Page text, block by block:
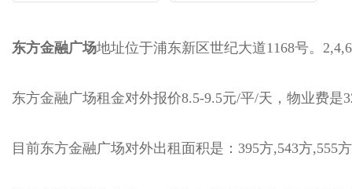
东方金融广场地址位于浦东新区世纪大道1168号。
东方金融广场租金对外报价8.5-9.5元/平/天，物业费是
目前东方金融广场对外出租面积是：395方,543方,555